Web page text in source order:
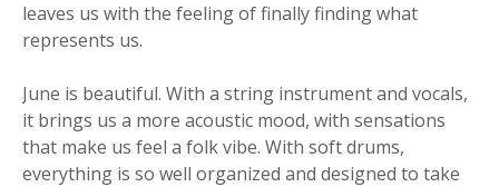
leaves us with the feeling of finally finding what
represents us.
June is beautiful. With a string instrument and vocals,
it brings us a more acoustic mood, with sensations
that make us feel a folk vibe. With soft drums,
everything is so well organized and designed to take